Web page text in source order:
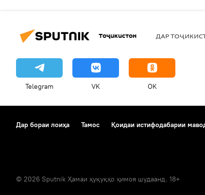
Тоҷикистон ДАР
Telegram VK OK
Дар бораи лоиҳа Тамос Қоидаи истифодабарии
© 2026 Sputnik Ҳамаи ҳуқуқҳо ҳимоя шудаанд. 18+